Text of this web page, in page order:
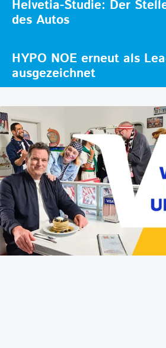
Helvetia-Studie: Der
des Autos
HYPO NOE erneut als
ausgezeichnet